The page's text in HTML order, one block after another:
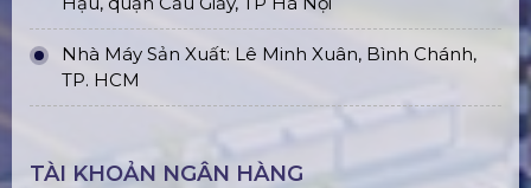
Nhà Máy Sản Xuất: Lê Minh Xuân, Bình Chánh,
TP. HCM
TÀI KHOẢN NGÂN HÀNG